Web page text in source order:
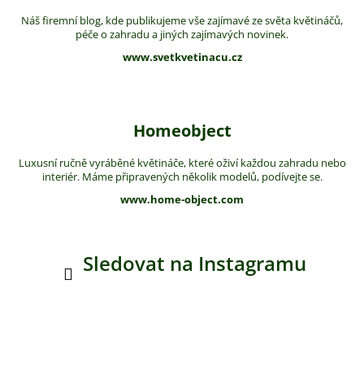
Náš firemní blog, kde publikujeme vše zajímavé ze světa květináčů,
péče o zahradu a jiných zajímavých novinek.
www.svetkvetinacu.cz
Homeobject
Luxusní ručně vyráběné květináče, které oživí každou zahradu nebo
interiér. Máme připravených několik modelů, podívejte se.
www.home-object.com
Sledovat na Instagramu